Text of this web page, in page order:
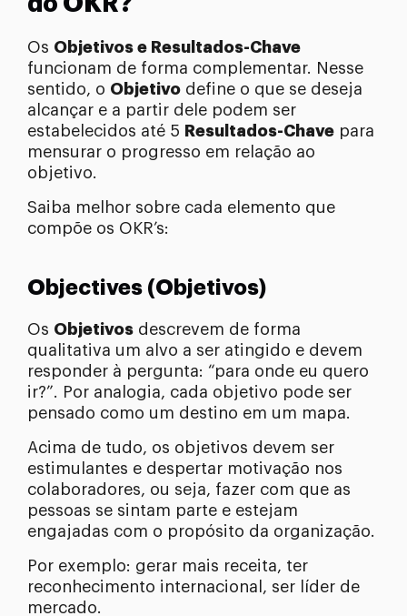
Os Objetivos e Resultados-Chave
funcionam de forma complementar. Nesse
sentido, o Objetivo define o que se deseja
alcançar e a partir dele podem ser
estabelecidos até 5 Resultados-Chave para
mensurar o progresso em relação ao
objetivo.
Saiba melhor sobre cada elemento que
compõe os OKR’s:
Objectives (Objetivos)
Os Objetivos descrevem de forma
qualitativa um alvo a ser atingido e devem
responder à pergunta: “para onde eu quero
ir?”. Por analogia, cada objetivo pode ser
pensado como um destino em um mapa.
Acima de tudo, os objetivos devem ser
estimulantes e despertar motivação nos
colaboradores, ou seja, fazer com que as
pessoas se sintam parte e estejam
engajadas com o propósito da organização.
Por exemplo: gerar mais receita, ter
reconhecimento internacional, ser líder de
mercado.